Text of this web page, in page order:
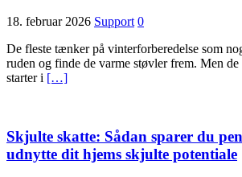
18. februar 2026 Support 0
De fleste tænker på vinterforberedelse som
ruden og finde de varme støvler frem. Men
starter i […]
Skjulte skatte: Sådan sparer du
udnytte dit hjems skjulte potentiale